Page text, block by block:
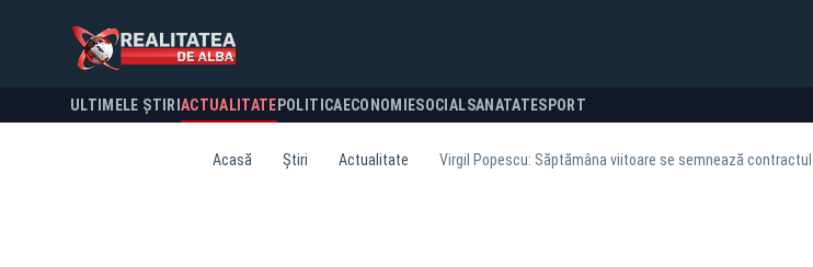
ULTIMELE ȘTIRI ACTUALITATE POLITICA ECONOMIESOCIALSANATATESPORT
Acasă Știri Actualitate Virgil Popescu: Săptămâna viitoare se semnează